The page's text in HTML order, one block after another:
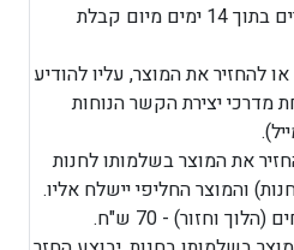
ניתן להחליף או להחזיר מוצרים בתוך 14 ימים מיום קבלת
להחזיר את המוצר, עליו להודיע
יצירת הקשר הנוחות
את המוצר בשלמותו לחנות
והמוצר החליפי יישלח אליו.
וחזור) - 70 ש"ח.